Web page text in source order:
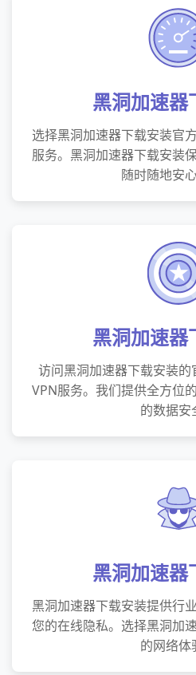
黑洞加速器
选择黑洞加速器下载安装官
服务。黑洞加速器下载安装
随时随地安
黑洞加速器
访问黑洞加速器下载安装
VPN服务。我们提供全方位
的数据安
黑洞加速器
黑洞加速器下载安装提供行
您的在线隐私。选择黑洞加
的网络体